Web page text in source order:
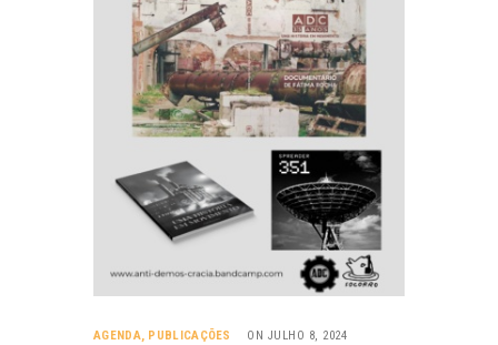
AGENDA, PUBLICAÇÕES ON JULHO 8, 2024